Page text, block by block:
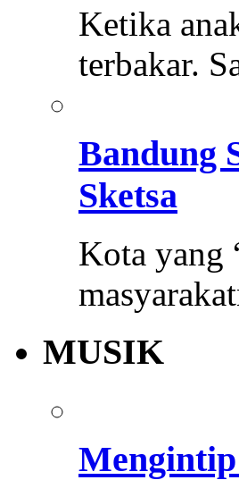
Ketika
terbakar.
Bandung
Sketsa
Kota yang
MUSIK